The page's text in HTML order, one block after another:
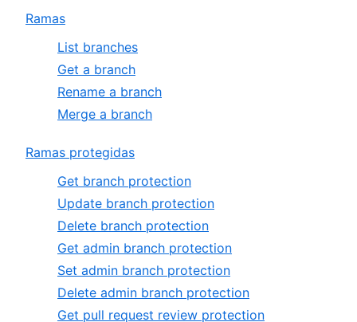
Ramas
List branches
Get a branch
Rename a branch
Merge a branch
Ramas protegidas
Get branch protection
Update branch protection
Delete branch protection
Get admin branch protection
Set admin branch protection
Delete admin branch protection
Get pull request review protection